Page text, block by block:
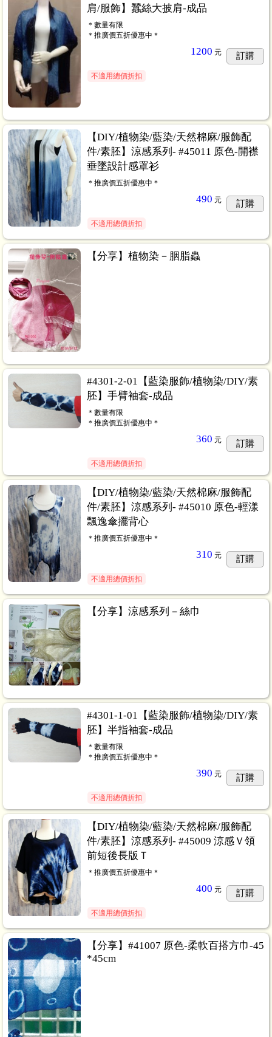
...38
肩/服飾】蠶絲大披肩-成品
＊數量有限
＊推廣價五折優惠中＊
1200 元 訂購
不適用總價折扣
【DIY/植物染/藍染/天然棉麻/服飾配
件/素胚】涼感系列- #45011 原色-開襟
垂墜設計感罩衫
＊推廣價五折優惠中＊
490 元 訂購
不適用總價折扣
【分享】植物染－胭脂蟲
#4301-2-01【藍染服飾/植物染/DIY/素
胚】手臂袖套-成品
＊數量有限
＊推廣價五折優惠中＊
360 元 訂購
不適用總價折扣
【DIY/植物染/藍染/天然棉麻/服飾配
件/素胚】涼感系列- #45010 原色-輕漾
飄逸傘擺背心
＊推廣價五折優惠中＊
310 元 訂購
不適用總價折扣
【分享】涼感系列－絲巾
#4301-1-01【藍染服飾/植物染/DIY/素
胚】半指袖套-成品
＊數量有限
＊推廣價五折優惠中＊
390 元 訂購
不適用總價折扣
【DIY/植物染/藍染/天然棉麻/服飾配
件/素胚】涼感系列- #45009 涼感Ｖ領
前短後長版Ｔ
＊推廣價五折優惠中＊
400 元 訂購
不適用總價折扣
【分享】#41007 原色-柔軟百搭方巾-45
*45cm